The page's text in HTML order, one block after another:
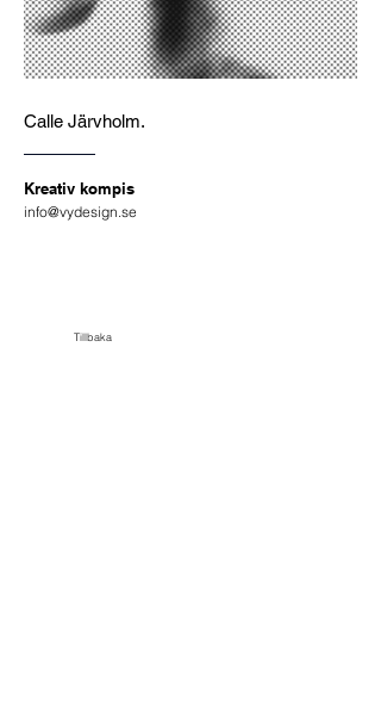
Calle Järvholm.
Kreativ kompis
info@vydesign.se
Tillbaka